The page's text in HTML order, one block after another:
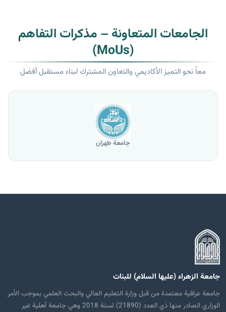
الجامعات المتعاونة – مذكرات التفاهم
(MoUs)
معاً نحو التميز الأكاديمي والتعاون المشترك لبناء مستقبل أفضل
جامعة طهران
جامعة الزهراء (عليها السلام) للبنات
جامعة عراقية معتمدة من قبل وزارة التعليم العالي والبحث العلمي بموجب الأمر
الوزاري الصادر منها ذي العدد (21890) لسنة 2018 وهي جامعة أهلية غير